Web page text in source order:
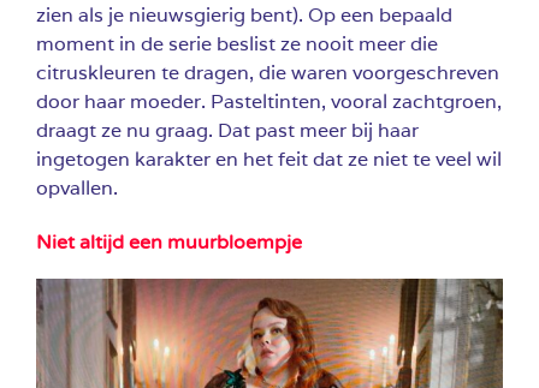
zien als je nieuwsgierig bent). Op een bepaald
moment in de serie beslist ze nooit meer die
citruskleuren te dragen, die waren voorgeschreven
door haar moeder. Pasteltinten, vooral zachtgroen,
draagt ze nu graag. Dat past meer bij haar
ingetogen karakter en het feit dat ze niet te veel wil
opvallen.
Niet altijd een muurbloempje